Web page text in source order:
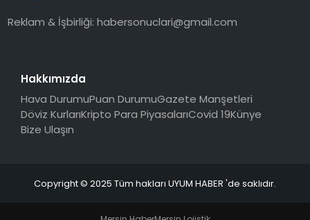
Reklam & İşbirliği:habersonuclari@gmail.com
Hakkımızda
Hava DurumuPuan DurumuGazete Manşetleri
Döviz KurlarıKripto Para PiyasalarıCovid 19Künye
Bize Ulaşın
Copyright © 2025 Tüm hakları UYUM HABER 'de saklıdır.